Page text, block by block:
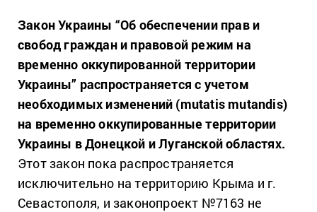
Закон Украины “Об обеспечении прав и
свобод граждан и правовой режим на
временно оккупированной территории
Украины” распространяется с учетом
необходимых изменений (mutatis mutandis)
на временно оккупированные территории
Украины в Донецкой и Луганской областях.
Этот закон пока распространяется
исключительно на территорию Крыма и г.
Севастополя, и законопроект №7163 не